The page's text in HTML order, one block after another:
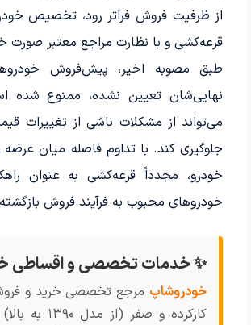
از ظرفیت فروش فراتر رود، تخصیص
قرعه‌کشی و با نظارت مراجع معتبر صورت
طبق مصوبه اخیر، پیش‌فروش
نهایی‌شان تعیین نشده، ممنوع شده
می‌تواند از مشکلات ناشی از تغییرات
جلوگیری کند. با تداوم فاصله میان عرضه
خودرو، مجدداً قرعه‌کشی به عنوان
خودروهای محبوب به فرآیند فروش
✨ خدمات تخصصی و اقساطی
خودروشاپ مرجع تخصصی خرید و
کارکرده و صفر